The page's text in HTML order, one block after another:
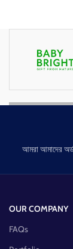
আমরা আমাদের
OUR COMPANY
FAQs